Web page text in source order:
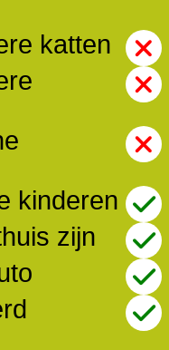
katten
kinderen
zijn